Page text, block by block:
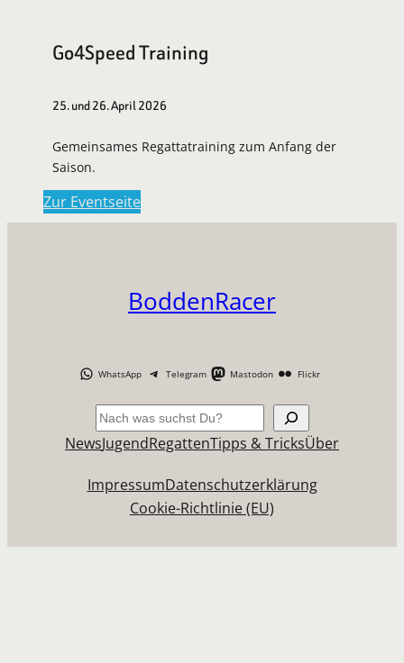
Go4Speed Training
25. und 26. April 2026
Gemeinsames Regattatraining zum Anfang der
Saison.
Zur Eventseite
BoddenRacer
WhatsApp Telegram Mastodon Flickr
Suchen
NewsJugendRegattenTipps & TricksÜber
ImpressumDatenschutzerklärung
Cookie-Richtlinie (EU)